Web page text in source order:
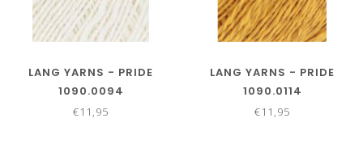
LANG YARNS - PRIDE
1090.0094
€11,95
LANG YARNS - PRIDE
1090.0114
€11,95